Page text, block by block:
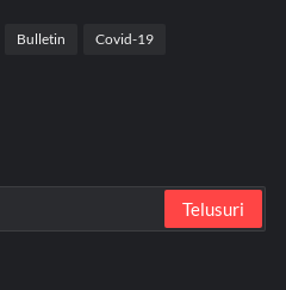
Bulletin Covid-19